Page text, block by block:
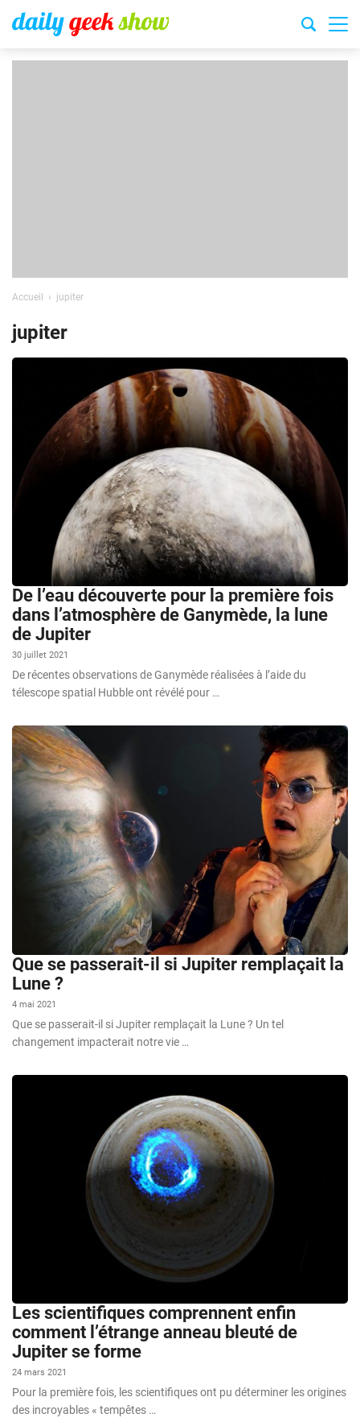
Accueil jupiter
jupiter
De l’eau découverte pour la première fois
dans l’atmosphère de Ganymède, la lune
de Jupiter
30 juillet 2021
De récentes observations de Ganymède réalisées à l’aide du
télescope spatial Hubble ont révélé pour …
Que se passerait-il si Jupiter remplaçait la
Lune ?
4 mai 2021
Que se passerait-il si Jupiter remplaçait la Lune ? Un tel
changement impacterait notre vie …
Les scientifiques comprennent enfin
comment l’étrange anneau bleuté de
Jupiter se forme
24 mars 2021
Pour la première fois, les scientifiques ont pu déterminer les origines
des incroyables « tempêtes …